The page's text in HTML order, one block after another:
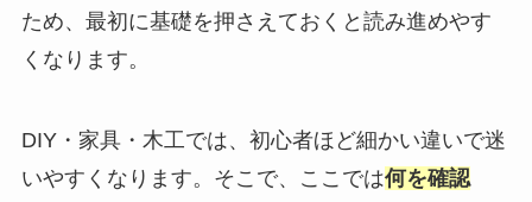
ため、最初に基礎を押さえておくと読み進めやす
くなります。
DIY・家具・木工では、初心者ほど細かい違いで迷
いやすくなります。そこで、ここでは何を確認